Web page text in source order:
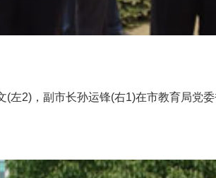
(左2)，副市长孙运锋(右1)在市教育局党